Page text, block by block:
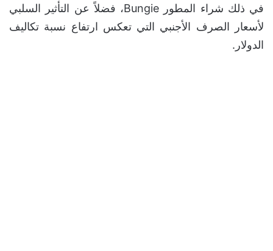
في ذلك شراء المطور Bungie، فضلاً عن التأثير السلبي
لأسعار الصرف الأجنبي التي تعكس ارتفاع نسبة تكاليف
الدولار.